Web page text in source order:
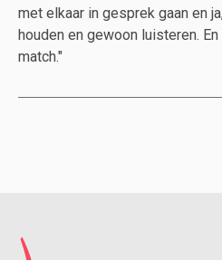
met elkaar in gesprek gaan en
houden en gewoon luisteren.
match."